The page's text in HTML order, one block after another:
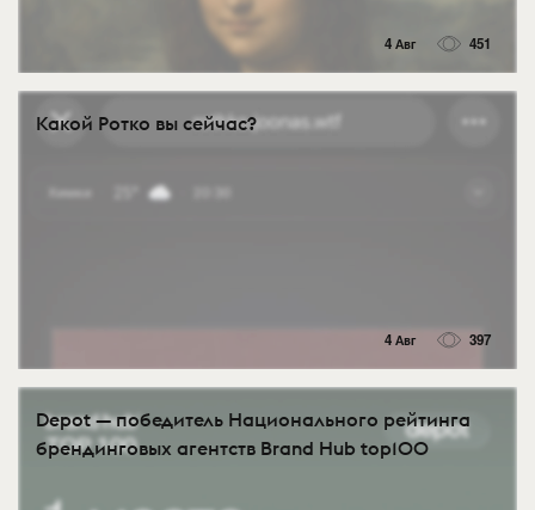
4 Авг 451
Какой Ротко вы сейчас?
4 Авг 397
Depot — победитель Национального рейтинга
брендинговых агентств Brand Hub top100